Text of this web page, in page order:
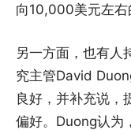
向10,000美元左右
另一方面，也有人
究主管David
良好，并补充说，
偏好。Duong认为